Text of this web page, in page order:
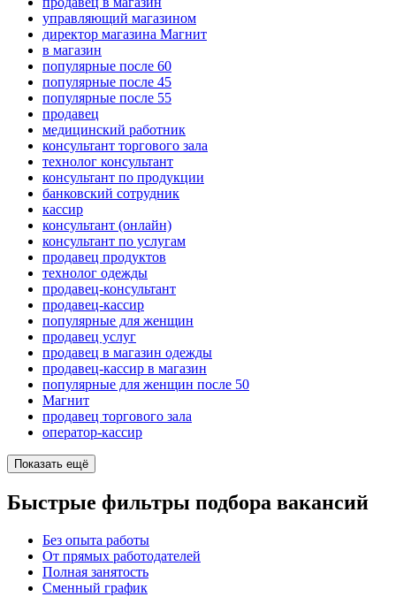
управляющий магазином
директор магазина Магнит
в магазин
популярные после 60
популярные после 45
популярные после 55
продавец
медицинский работник
консультант торгового зала
технолог консультант
консультант по продукции
банковский сотрудник
кассир
консультант (онлайн)
консультант по услугам
продавец продуктов
технолог одежды
продавец-консультант
продавец-кассир
популярные для женщин
продавец услуг
продавец в магазин одежды
продавец-кассир в магазин
популярные для женщин после 50
Магнит
продавец торгового зала
оператор-кассир
Показать ещё
Быстрые фильтры подбора вакансий
Без опыта работы
От прямых работодателей
Полная занятость
Сменный график